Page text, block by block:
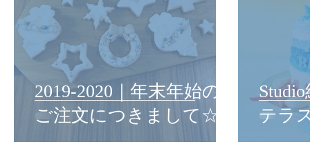
2019-2020｜年末年始の
ご注文につきまして☆
テラ